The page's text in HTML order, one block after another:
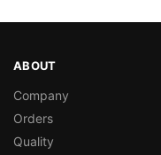
ABOUT
Company
Orders
Quality